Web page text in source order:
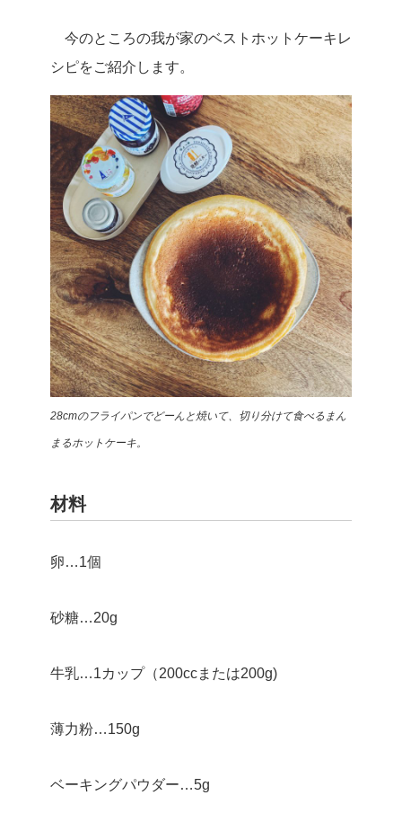
今のところの我が家のベストホットケーキレ
シピをご紹介します。
28cmのフライパンでどーんと焼いて、 切り分けて食べるまん
まるホットケーキ。
材料
卵…1個
砂糖…20g
牛乳…1カップ（200ccまたは200g)
薄力粉…150g
ベーキングパウダー…5g